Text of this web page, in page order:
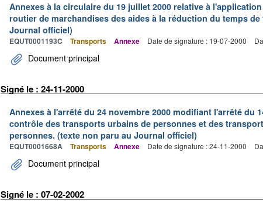
Annexes à la circulaire du 19 juillet 2000 relative à
routier de marchandises des aides à la réduction du temps
Journal officiel)
EQUT0001193C Transports Annexe Date de signature : 19-07-2000
Document principal
Signé le : 24-11-2000
Annexes à l'arrêté du 24 novembre 2000 modifiant l'arrêté du
contrôle des transports urbains de personnes et des
personnes. (texte non paru au Journal officiel)
EQUT0001668A Transports Annexe Date de signature : 24-11-2000
Document principal
Signé le : 07-02-2002